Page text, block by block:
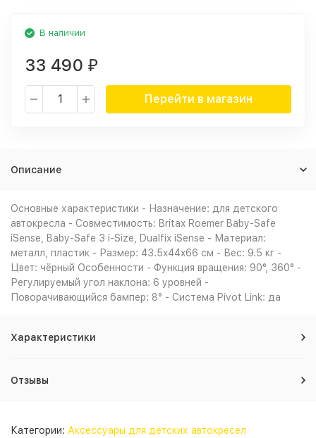
В наличии
33 490 ₽
Перейти в магазин
Описание
Основные характеристики - Назначение: для детского
автокресла - Совместимость: Britax Roemer Baby-Safe
iSense, Baby-Safe 3 i-Size, Dualfix iSense - Материал:
металл, пластик - Размер: 43.5x44x66 см - Вес: 9.5 кг -
Цвет: чёрный Особенности - Функция вращения: 90°, 360° -
Регулируемый угол наклона: 6 уровней -
Поворачивающийся бампер: 8° - Система Pivot Link: да
Характеристики
Отзывы
Категории: Аксессуары для детских автокресел